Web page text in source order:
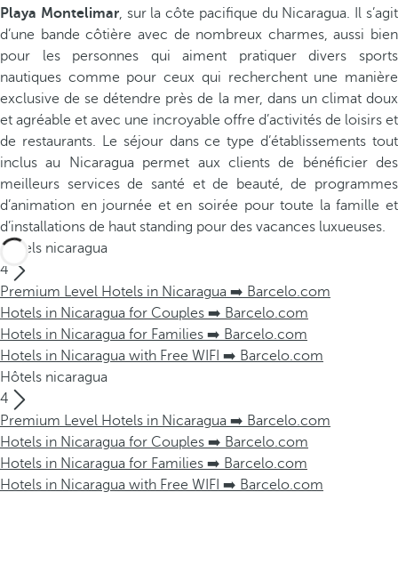
Playa Montelimar, sur la côte pacifique du Nicaragua. Il s’agit
d’une bande côtière avec de nombreux charmes, aussi bien
pour les personnes qui aiment pratiquer divers sports
nautiques comme pour ceux qui recherchent une manière
exclusive de se détendre près de la mer, dans un climat doux
et agréable et avec une incroyable offre d’activités de loisirs et
de restaurants. Le séjour dans ce type d’établissements tout
inclus au Nicaragua permet aux clients de bénéficier des
meilleurs services de santé et de beauté, de programmes
d’animation en journée et en soirée pour toute la famille et
d’installations de haut standing pour des vacances luxueuses.
Hôtels nicaragua
4
Premium Level Hotels in Nicaragua ➡️ Barcelo.com
Hotels in Nicaragua for Couples ➡️ Barcelo.com
Hotels in Nicaragua for Families ➡️ Barcelo.com
Hotels in Nicaragua with Free WIFI ➡️ Barcelo.com
Hôtels nicaragua
4
Premium Level Hotels in Nicaragua ➡️ Barcelo.com
Hotels in Nicaragua for Couples ➡️ Barcelo.com
Hotels in Nicaragua for Families ➡️ Barcelo.com
Hotels in Nicaragua with Free WIFI ➡️ Barcelo.com